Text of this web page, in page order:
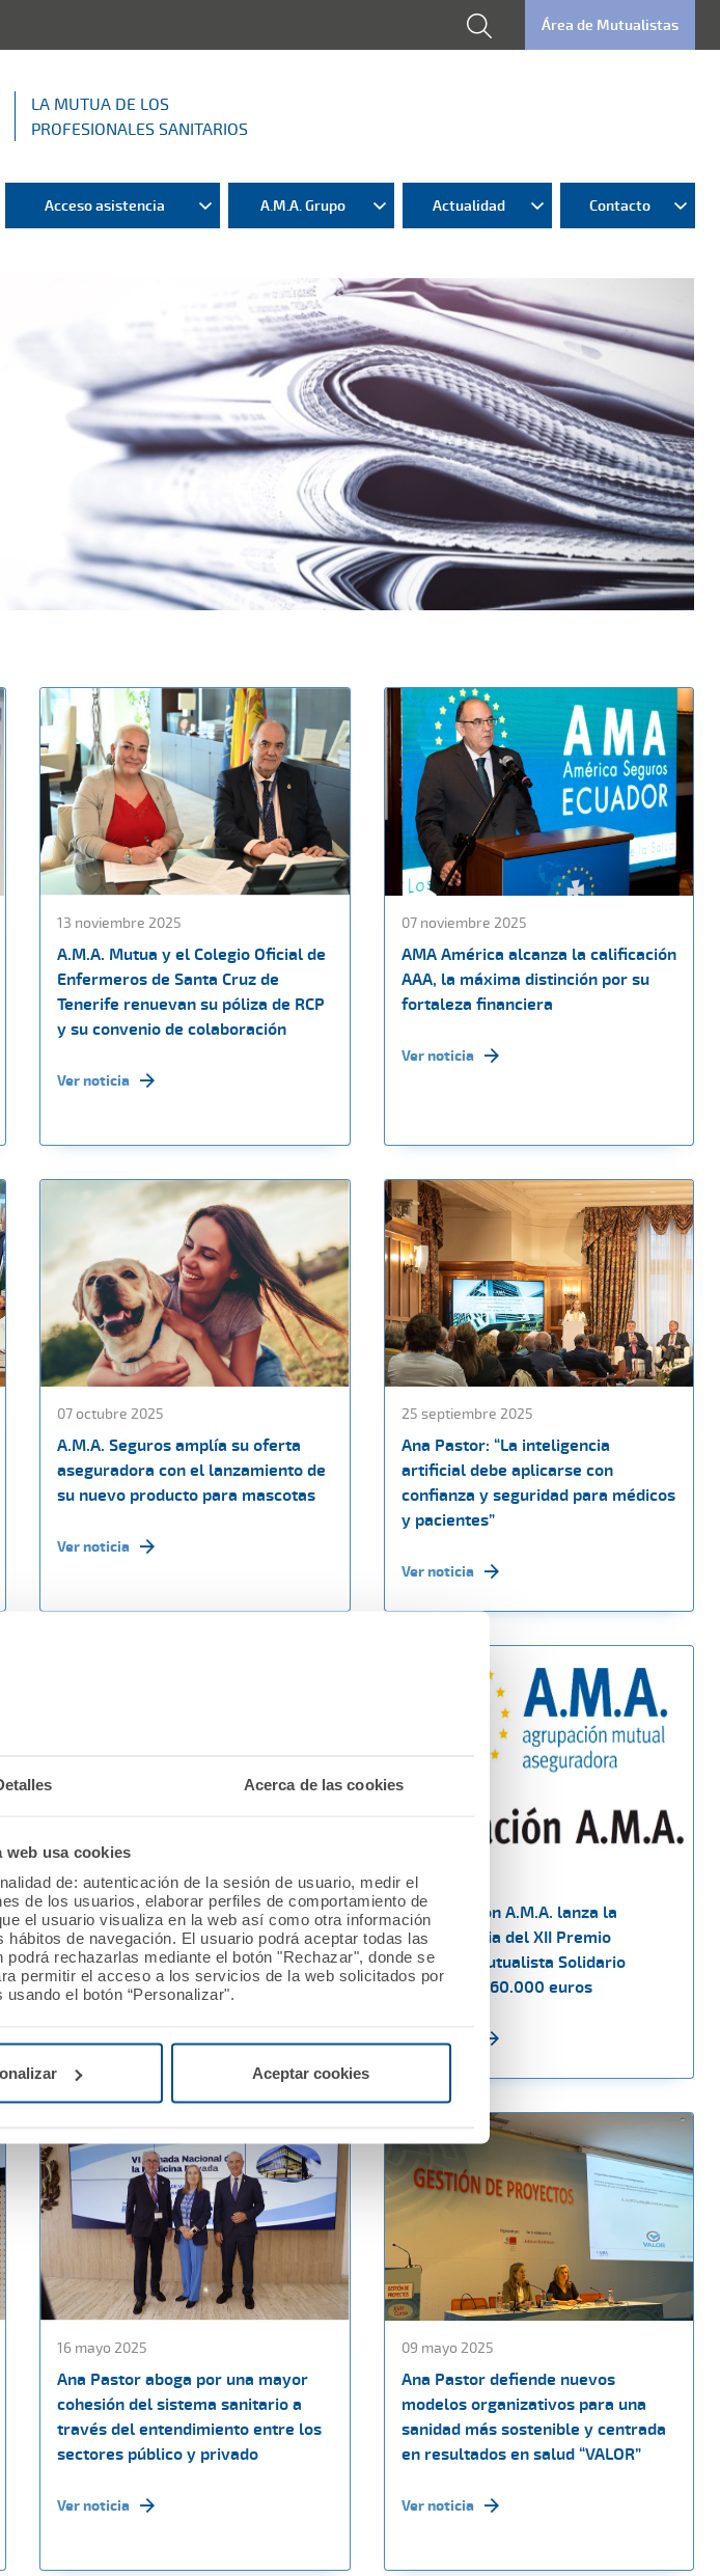
Acerca de las cookies
web usa cookies
de: autenticación de la sesión de usuario, medir el
de los usuarios, elaborar perfiles de comportamiento de
el usuario visualiza en la web así como otra información
de navegación. El usuario podrá aceptar todas las
rechazarlas mediante el botón "Rechazar", donde se
permitir el acceso a los servicios de la web solicitados por
el botón “Personalizar".
Aceptar cookies
Área de Mutualistas
LA MUTUA DE LOS
PROFESIONALES SANITARIOS
Acceso asistencia A.M.A. Grupo Actualidad Contacto
13 noviembre 2025
A.M.A. Mutua y el Colegio Oficial de
Enfermeros de Santa Cruz de
Tenerife renuevan su póliza de RCP
y su convenio de colaboración
Ver noticia
07 noviembre 2025
AMA América alcanza la calificación
AAA, la máxima distinción por su
fortaleza financiera
Ver noticia
07 octubre 2025
A.M.A. Seguros amplía su oferta
aseguradora con el lanzamiento de
su nuevo producto para mascotas
Ver noticia
25 septiembre 2025
Ana Pastor: “La inteligencia
artificial debe aplicarse con
confianza y seguridad para médicos
y pacientes”
Ver noticia
02 julio 2025
El Patronato de la Fundación A.M.A.
aprueba por unanimidad las
cuentas anuales de 2024.
13 junio 2025
La Fundación A.M.A. lanza la
convocatoria del XII Premio
Nacional Mutualista Solidario
dotado con 60.000 euros
Ver noticia
16 mayo 2025
Ana Pastor aboga por una mayor
cohesión del sistema sanitario a
través del entendimiento entre los
sectores público y privado
Ver noticia
09 mayo 2025
Ana Pastor defiende nuevos
modelos organizativos para una
sanidad más sostenible y centrada
en resultados en salud “VALOR”
Ver noticia